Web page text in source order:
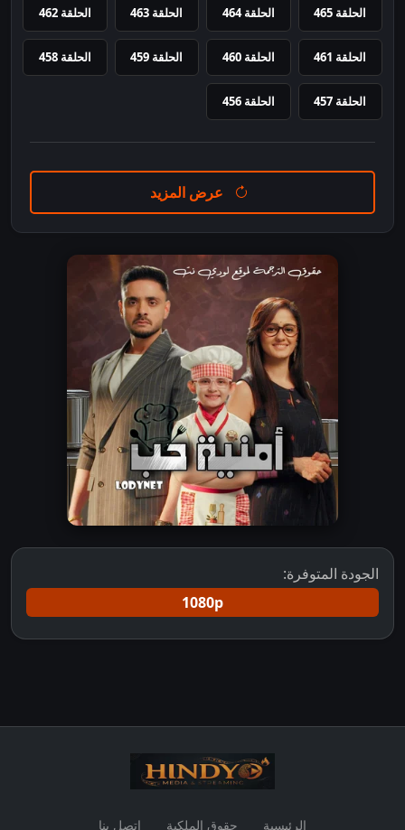
الحلقة 465 الحلقة 464 الحلقة 463 الحلقة 462
الحلقة 461 الحلقة 460 الحلقة 459 الحلقة 458
الحلقة 457 الحلقة 456
عرض المزيد
الجودة المتوفرة:
1080p
الرئيسية حقوق الملكية اتصل بنا